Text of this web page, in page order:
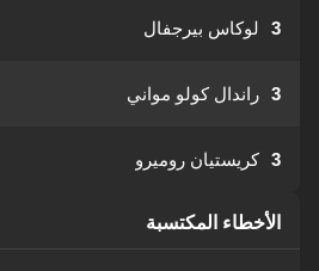
3 لوكاس بيرجفال
3 راندال كولو مواني
3 كريستيان روميرو
الأخطاء المكتسبة